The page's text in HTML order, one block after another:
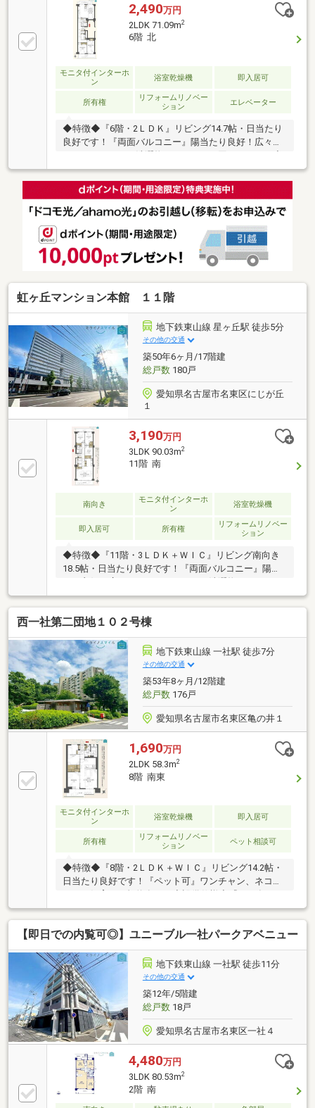
2,490万円
2LDK 71.09m2
6階 北
モニタ付インターホ
ン
浴室乾燥機 即入居可
所有権
リフォームリノベー
ション
エレベーター
◆特徴◆『6階・2ＬＤＫ』リビング14.7帖・日当たり
良好です！『両面バルコニー』陽当たり良好！広々と
設備仕様◆『2026年9月リフォーム完工』■水回り：キ
ッチン、バス、洗面、トイレ、配管■内装：クロス全
室、床材、建具他◆リフォーム相談可◆ご要望があれ
ば物件引渡し後、ご入居前にリフォーム可能です！ご
ーズクローゼットもあるため収納スペースには困りま
せん！※告知事項あり
虹ヶ丘マンション本館 １１階
地下鉄東山線 星ヶ丘駅 徒歩5分
その他の交通
築50年6ヶ月/17階建
総戸数180戸
愛知県名古屋市名東区にじが丘
１
3,190万円
3LDK 90.03m2
11階 南
南向き
モニタ付インターホ
ン
浴室乾燥機
即入居可 所有権
リフォームリノベー
ション
◆特徴◆『11階・3ＬＤＫ＋ＷＩＣ』リビング南向き
18.5帖・日当たり良好です！『両面バルコニー』陽当
に困りません！◆設備仕様◆『2026年10月リフォーム
完工』■水回り：キッチン、バス、洗面、トイレ、配
管■内装：クロス全室、床材、建具他◆リフォーム相
談可◆ご要望があれば物件引渡し後、ご入居前にリフ
ォーム可能です！ご相談ください！◆大容量収納◆全
居室収納付き、ウォークインクローゼット、パントリ
ー、シューズクローゼットもあるため収納スペースに
は困りません！
西一社第二団地１０２号棟
地下鉄東山線 一社駅 徒歩7分
その他の交通
築53年8ヶ月/12階建
総戸数176戸
愛知県名古屋市名東区亀の井１
1,690万円
2LDK 58.3m2
8階 南東
モニタ付インターホ
ン
浴室乾燥機 即入居可
所有権
リフォームリノベー
ション
ペット相談可
◆特徴◆『8階・2ＬＤＫ＋ＷＩＣ』リビング14.2帖・
日当たり良好です！『ペット可』ワンチャン、ネコち
リフォーム完工』■水回り：キッチン、バス、洗面、
トイレ、配管■内装：クロス全室、床材、建具他◆間
仕切り可◆リビングと洋室の間に間仕切りがあるので
用途、ライフスタイルの変化に合わせて使用できま
す！◆リフォーム相談可◆ご要望があれば物件引渡し
後、ご入居前にリフォーム可能です！ご相談くださ
い！◆大容量収納◆全居室収納付き、ウォークインク
ローゼット、パントリー、玄関収納もあるため収納ス
ペースには困りません！
【即日での内覧可◎】ユニーブル一社パークアベニュー
地下鉄東山線 一社駅 徒歩11分
その他の交通
築12年/5階建
総戸数18戸
愛知県名古屋市名東区一社４
4,480万円
3LDK 80.53m2
2階 南